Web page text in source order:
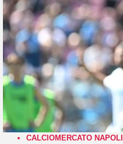
CALCIOMERCATO NAPOLI